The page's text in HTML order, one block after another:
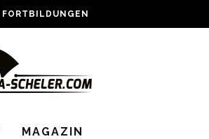
FORTBILDUNGEN
MAGAZIN